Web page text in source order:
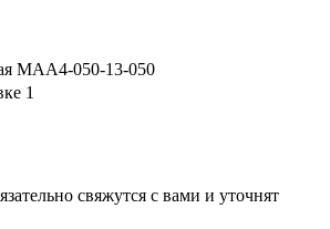
MAA4-050-13-050
1
свяжутся с вами и уточнят